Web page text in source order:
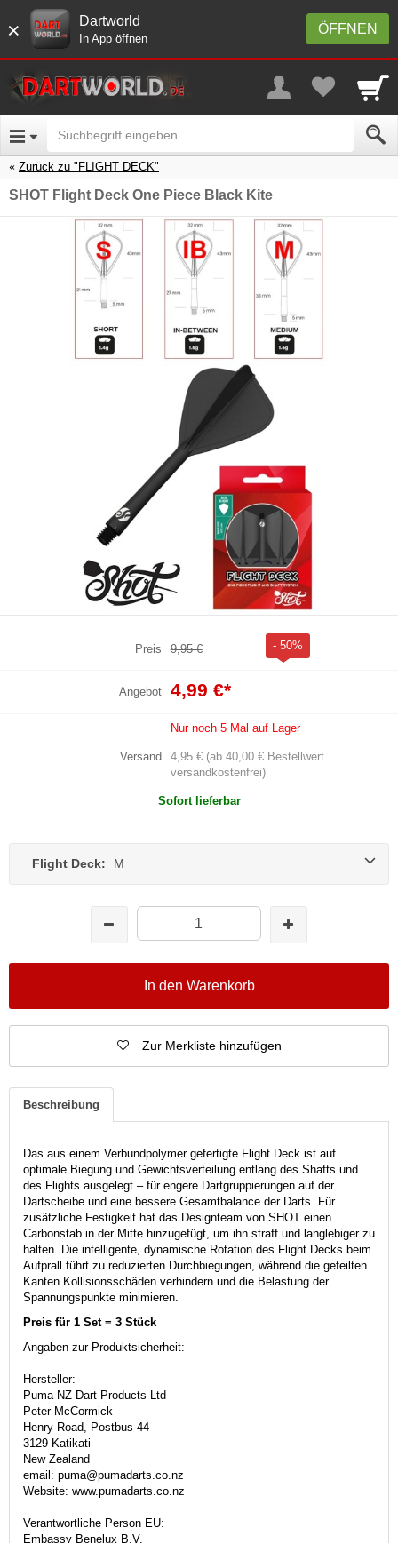
× ÖFFNEN
Dartworld
In App öffnen
Zurück zu "FLIGHT DECK"
SHOT Flight Deck One Piece Black Kite
Preis 9,95 € - 50%
Angebot 4,99 €*
Nur noch 5 Mal auf Lager
Versand
4,95 € (ab 40,00 € Bestellwert
versandkostenfrei)
Sofort lieferbar
Flight Deck: M
In den Warenkorb
Zur Merkliste hinzufügen
Beschreibung
Das aus einem Verbundpolymer gefertigte Flight Deck ist auf
optimale Biegung und Gewichtsverteilung entlang des Shafts und
des Flights ausgelegt – für engere Dartgruppierungen auf der
Dartscheibe und eine bessere Gesamtbalance der Darts.
Für
zusätzliche Festigkeit hat das Designteam von SHOT einen
Carbonstab in der Mitte hinzugefügt, um ihn straff und langlebiger zu
halten. Die intelligente, dynamische Rotation des Flight Decks beim
Aufprall führt zu reduzierten Durchbiegungen, während die gefeilten
Kanten Kollisionsschäden verhindern und die Belastung der
Spannungspunkte minimieren.
Preis für 1 Set = 3 Stück
Angaben zur Produktsicherheit:
Hersteller:
Puma NZ Dart Products Ltd
Peter McCormick
Henry Road, Postbus 44
3129 Katikati
New Zealand
email: puma@pumadarts.co.nz
Website: www.pumadarts.co.nz
Verantwortliche Person EU:
Embassy Benelux B.V.